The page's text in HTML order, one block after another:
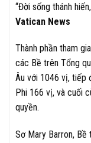
“Đời sống thánh
Vatican News
Thành phần tham
các Bề trên Tổng
Âu với 1046 vị, tiếp
Phi 166 vị, và cuối
quyền.
Sơ Mary Barron,